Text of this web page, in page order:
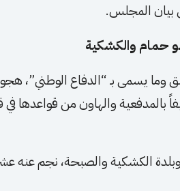
بيان المجلس.
حمام والكشكية
يسمى بـ “الدفاع الوطني”،
والهاون من قواعدها في
الكشكية والصبحة، نجم عنه